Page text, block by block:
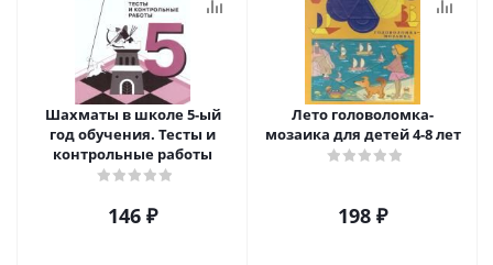
Шахматы в школе 5-ый
год обучения. Тесты и
контрольные работы
146 ₽
Лето головоломка-
мозаика для детей 4-8 лет
198 ₽